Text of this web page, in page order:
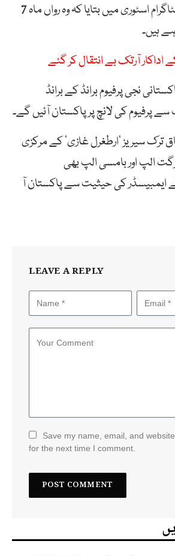
اوزچیوت نے اپنی انسٹاگرام اسٹوری میں بتایا کہ وہ رواں ماہ 7
ہیں۔
اداکار آرتک بے انتقال کر گئے
نجی پرفیوم برانڈ کے برانڈ
پرفیوم کی لانچ پر پاکستان آئیں گے۔
ترک سیریز ’ارطغرل غازی‘ کے مرکزی
الپ اور بامسی الپ بھی
کے ایمبیسڈر کی حیثیت سے پاکستان آ
LEAVE A REPLY
Save my name, email, and
for the next time I comment.